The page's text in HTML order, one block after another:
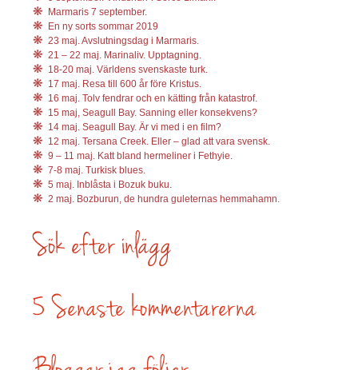
Marmaris 7 september.
En ny sorts sommar 2019
23 maj. Avslutningsdag i Marmaris.
21 – 22 maj. Marinaliv. Upptagning.
18-20 maj. Världens svenskaste turk.
17 maj. Resa till 600 år före Kristus.
16 maj. Tolv fendrar och en kätting från katastrof.
15 maj, Seagull Bay. Sanning eller konsekvens?
14 maj. Seagull Bay. Är vi med i en film?
12 maj. Tersana Creek. Eller – glad att vara svensk.
9 – 11 maj. Katt bland hermeliner i Fethyie.
7-8 maj. Turkisk blues.
5 maj. Inblåsta i Bozuk buku.
2 maj. Bozburun, de hundra guleternas hemmahamn.